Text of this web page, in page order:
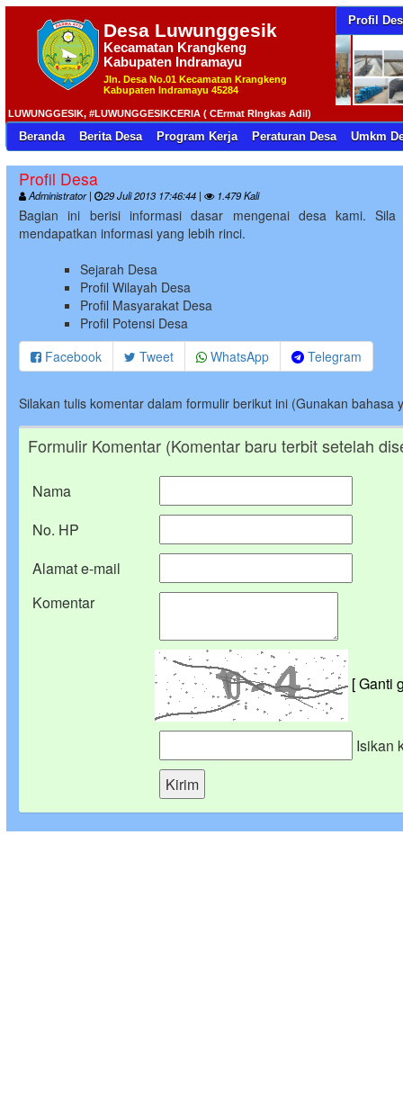
Profil
Desa Luwunggesik
Kecamatan Krangkeng
Kabupaten Indramayu
Jln. Desa No.01 Kecamatan Krangkeng
Kabupaten Indramayu 45284
#LUWUNGGESIKCERIA ( CErmat RIngkas Adil)
Beranda Berita Desa Program Kerja Peraturan Desa Umkm
Profil Desa
Administrator | 29 Juli 2013 17:46:44 | 1.479 Kali
Bagian ini berisi informasi dasar mengenai desa kami.
mendapatkan informasi yang lebih rinci.
Sejarah Desa
Profil Wilayah Desa
Profil Masyarakat Desa
Profil Potensi Desa
Facebook
Tweet WhatsApp Telegram
Silakan tulis komentar dalam formulir berikut ini (Gunakan bahasa
Formulir Komentar (Komentar baru terbit setelah
Nama
No. HP
Alamat e-mail
Komentar
[ Ganti
Isikan